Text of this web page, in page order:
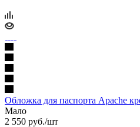
Обложка для паспорта Apache
Мало
2 550 руб./шт